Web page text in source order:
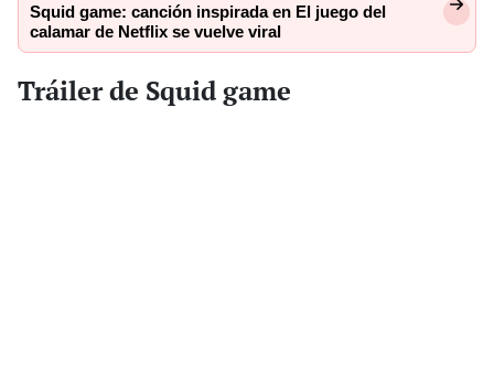
Squid game: canción inspirada en El juego del
calamar de Netflix se vuelve viral
Tráiler de Squid game